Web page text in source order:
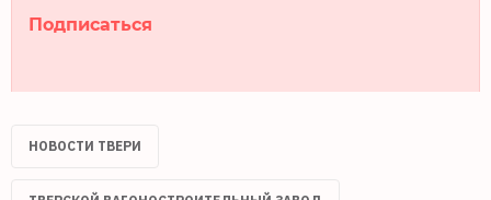
Подписаться
НОВОСТИ ТВЕРИ